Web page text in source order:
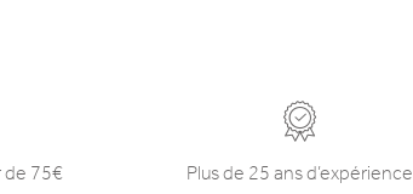
de 75€ Plus de 25 ans d’expérience